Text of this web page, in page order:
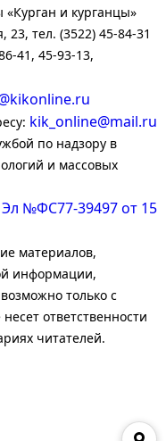
и курганцы»
23, тел. (3522) 45-84-31
41, 45-93-13,
kik_online@mail.ru
по надзору в
и массовых
Эл №ФС77-39497 от 15
материалов,
информации,
только с
ответственности
читателей.